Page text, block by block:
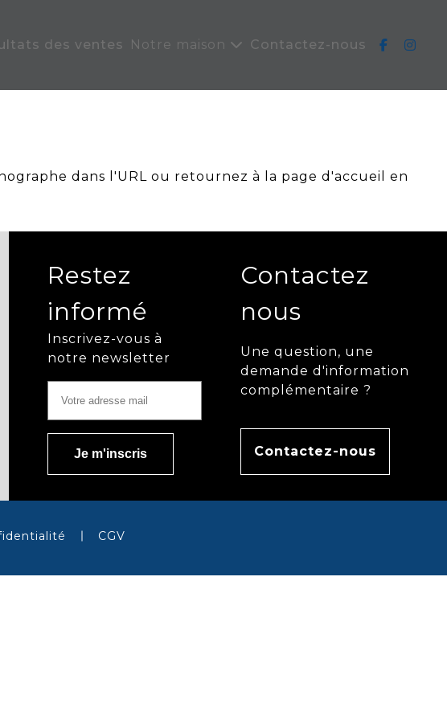
des ventes Notre maison Contactez-nous
dans l'URL ou retournez à la page d'accueil en
Restez
informé
Inscrivez-vous à
notre newsletter
Contactez
nous
Une question, une
demande d'information
complémentaire ?
Contactez-nous
CGV